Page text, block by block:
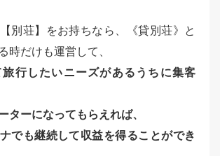
【別荘】をお持ちなら、《貸別荘》と
時だけも運営して、
旅行したいニーズがあるうちに集客
ターになってもらえれば、
でも継続して収益を得ることができ